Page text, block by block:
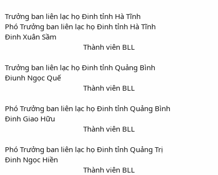
Trưởng ban liên lạc họ Đinh tỉnh Hà Tĩnh
Phó Trưởng ban liên lạc họ Đinh tỉnh Hà Tĩnh
Đinh Xuân Sầm
Thành viên BLL​
Trưởng ban liên lạc họ Đinh tỉnh Quảng Bình
Điunh Ngọc Quế
Thành viên BLL​
Phó Trưởng ban liên lạc họ Đinh tỉnh Quảng Bình
Đinh Giao Hữu
Thành viên BLL​
Phó Trưởng ban liên lạc họ Đinh tỉnh Quảng Trị
Đinh Ngọc Hiền
Thành viên BLL​